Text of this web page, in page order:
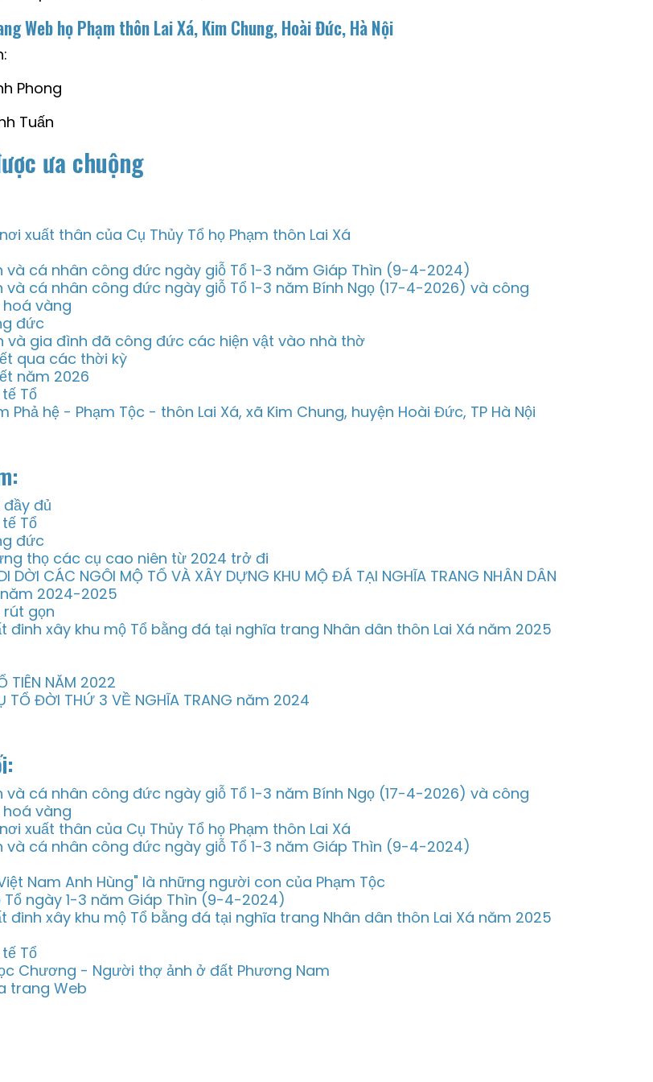
Web họ Phạm thôn Lai Xá, Kim Chung, Hoài Đức, Hà Nội
Phong
Tuấn
ưa chuộng
xuất thân của Cụ Thủy Tổ họ Phạm thôn Lai Xá
và cá nhân công đức ngày giỗ Tổ 1-3 năm Giáp Thìn (9-4-2024)
và cá nhân công đức ngày giỗ Tổ 1-3 năm Bính Ngọ (17-4-2026) và công
vàng
đức
và gia đình đã công đức các hiện vật vào nhà thờ
qua các thời kỳ
năm 2026
Tổ
Phả hệ - Phạm Tộc - thôn Lai Xá, xã Kim Chung, huyện Hoài Đức, TP Hà Nội
đủ
Tổ
đức
thọ các cụ cao niên từ 2024 trở đi
DỜI CÁC NGÔI MỘ TỔ VÀ XÂY DỰNG KHU MỘ ĐÁ TẠI NGHĨA TRANG NHÂN DÂN
năm 2024-2025
rút gọn
đinh xây khu mộ Tổ bằng đá tại nghĩa trang Nhân dân thôn Lai Xá năm 2025
TIÊN NĂM 2022
TỔ ĐỜI THỨ 3 VỀ NGHĨA TRANG năm 2024
và cá nhân công đức ngày giỗ Tổ 1-3 năm Bính Ngọ (17-4-2026) và công
vàng
xuất thân của Cụ Thủy Tổ họ Phạm thôn Lai Xá
và cá nhân công đức ngày giỗ Tổ 1-3 năm Giáp Thìn (9-4-2024)
Nam Anh Hùng" là những người con của Phạm Tộc
Tổ ngày 1-3 năm Giáp Thìn (9-4-2024)
đinh xây khu mộ Tổ bằng đá tại nghĩa trang Nhân dân thôn Lai Xá năm 2025
Tổ
Chương - Người thợ ảnh ở đất Phương Nam
trang Web